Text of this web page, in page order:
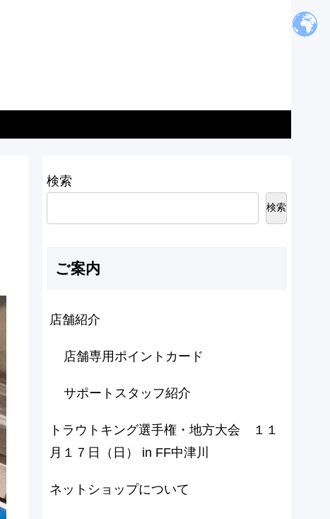
検索
検索
ご案内
店舗紹介
店舗専用ポイントカード
サポートスタッフ紹介
トラウトキング選手権・地方大会 １１
月１７日（日） in FF中津川
ネットショップについて